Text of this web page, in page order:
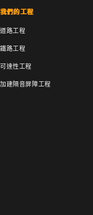
我們的工程
道路工程
鐵路工程
可達性工程
加建隔音屏障工程